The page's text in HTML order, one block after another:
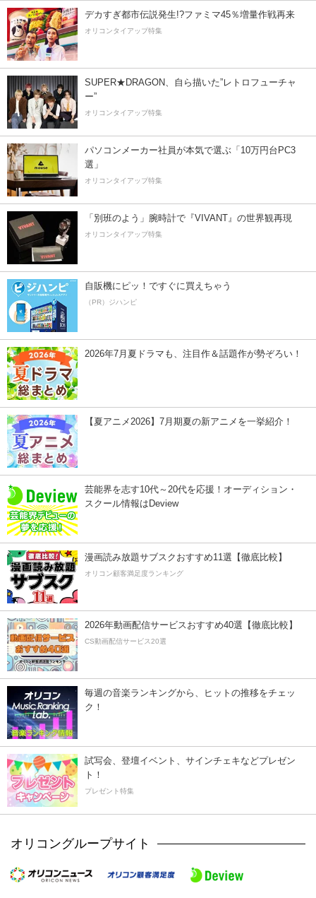
デカすぎ都市伝説発生!?ファミマ45％増量作戦再来
オリコンタイアップ特集
SUPER★DRAGON、自ら描いた”レトロフューチャ
ー”
オリコンタイアップ特集
パソコンメーカー社員が本気で選ぶ「10万円台PC3
選」
オリコンタイアップ特集
「別班のよう」腕時計で『VIVANT』の世界観再現
オリコンタイアップ特集
自販機にピッ！ですぐに買えちゃう
（PR）ジハンピ
2026年7月夏ドラマも、注目作＆話題作が勢ぞろい！
【夏アニメ2026】7月期夏の新アニメを一挙紹介！
芸能界を志す10代～20代を応援！オーディション・
スクール情報はDeview
漫画読み放題サブスクおすすめ11選【徹底比較】
オリコン顧客満足度ランキング
2026年動画配信サービスおすすめ40選【徹底比較】
CS動画配信サービス20選
毎週の音楽ランキングから、ヒットの推移をチェッ
ク！
試写会、登壇イベント、サインチェキなどプレゼン
ト！
プレゼント特集
オリコングループサイト